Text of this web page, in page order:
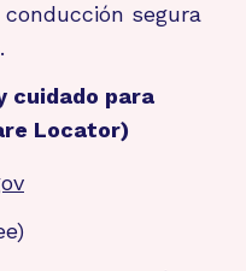
segura
cuidado para
Locator)